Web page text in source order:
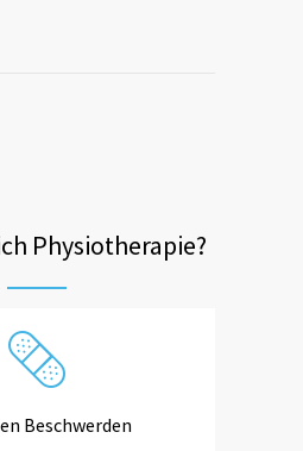
Physiotherapie?
Beschwerden